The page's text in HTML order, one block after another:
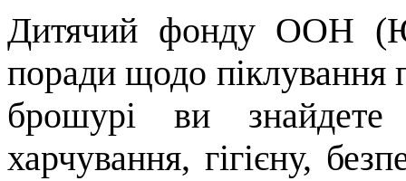
Дитячий фонду ООН
поради щодо піклування
брошурі ви
харчування, гігієну,